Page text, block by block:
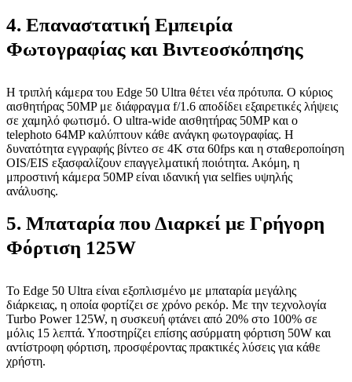
4. Επαναστατική Εμπειρία
Φωτογραφίας και Βιντεοσκόπησης
Η τριπλή κάμερα του Edge 50 Ultra θέτει νέα πρότυπα. Ο κύριος
αισθητήρας 50MP με διάφραγμα f/1.6 αποδίδει εξαιρετικές λήψεις
σε χαμηλό φωτισμό. Ο ultra-wide αισθητήρας 50MP και ο
telephoto 64MP καλύπτουν κάθε ανάγκη φωτογραφίας. Η
δυνατότητα εγγραφής βίντεο σε 4K στα 60fps και η σταθεροποίηση
OIS/EIS εξασφαλίζουν επαγγελματική ποιότητα. Ακόμη, η
μπροστινή κάμερα 50MP είναι ιδανική για selfies υψηλής
ανάλυσης.
5. Μπαταρία που Διαρκεί με Γρήγορη
Φόρτιση 125W
Το Edge 50 Ultra είναι εξοπλισμένο με μπαταρία μεγάλης
διάρκειας, η οποία φορτίζει σε χρόνο ρεκόρ. Με την τεχνολογία
Turbo Power 125W, η συσκευή φτάνει από 20% στο 100% σε
μόλις 15 λεπτά. Υποστηρίζει επίσης ασύρματη φόρτιση 50W και
αντίστροφη φόρτιση, προσφέροντας πρακτικές λύσεις για κάθε
χρήστη.